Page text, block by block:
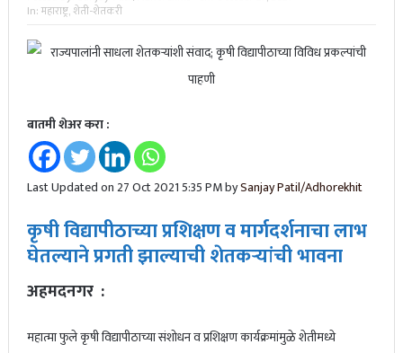
In: महाराष्ट्र, शेती-शेतकरी
बातमी शेअर करा :
Last Updated on 27 Oct 2021 5:35 PM bySanjay Patil/Adhorekhit
कृषी विद्यापीठाच्या प्रशिक्षण व मार्गदर्शनाचा लाभ
घेतल्याने प्रगती झाल्याची शेतकऱ्यांची भावना
अहमदनगर :
महात्मा फुले कृषी विद्यापीठाच्या संशोधन व प्रशिक्षण कार्यक्रमांमुळे शेतीमध्ये